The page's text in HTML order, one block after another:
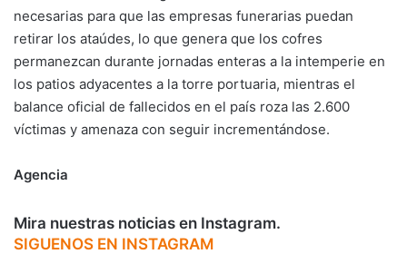
necesarias para que las empresas funerarias puedan
retirar los ataúdes, lo que genera que los cofres
permanezcan durante jornadas enteras a la intemperie en
los patios adyacentes a la torre portuaria, mientras el
balance oficial de fallecidos en el país roza las 2.600
víctimas y amenaza con seguir incrementándose.
Agencia
Mira nuestras noticias en Instagram.
SIGUENOS EN INSTAGRAM